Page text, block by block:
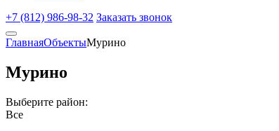
+7 (812) 986-98-32 Заказать звонок
ГлавнаяОбъектыМурино
Мурино
Выберите район:
Все